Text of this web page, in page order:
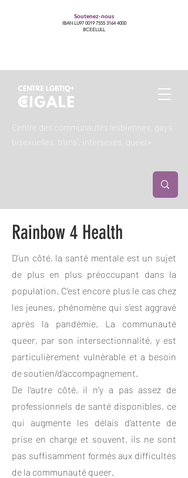
Soutenez-nous
IBAN LU97 0019 7555 3164 4000
BCEELULL
Centre des communautés lesbiennes, gays,
bisexuelles, trans’, intersexes, queer+
Rainbow 4 Health
D’un côté, la santé mentale est un sujet
de plus en plus préoccupant dans la
population. C’est encore plus le cas chez
les jeunes, phénomène qui s’est aggravé
après la pandémie. La communauté
queer, par son intersectionnalité, y est
particulièrement vulnérable et a besoin
de soutien/d’accompagnement.
De l’autre côté, il n’y a pas assez de
professionnels de santé disponibles, ce
qui augmente les délais d’attente de
prise en charge et souvent, ils ne sont
pas suffisamment formés aux difficultés
de la communauté queer.